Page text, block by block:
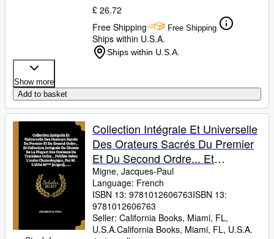
£ 26.72
Free Shipping
Free Shipping
Ships within U.S.A.
Ships within U.S.A.
Show more
Add to basket
Collection Intégrale Et Universelle
Des Orateurs Sacrés Du Premier
Et Du Second Ordre... Et
Collection Intégrale Ou Choisie De
La Plupart Des Orateurs ... L'abbé
M*** [migne], ...... (French Edition)
Migne, Jacques-Paul
Language: French
ISBN 13: 9781012606763ISBN 13:
9781012606763
Seller: California Books, Miami, FL,
U.S.A.California Books, Miami, FL, U.S.A.